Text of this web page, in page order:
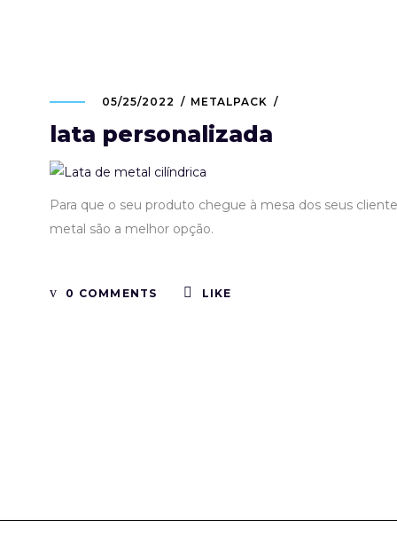
05/25/2022 METALPACK
lata personalizada
Para que o seu produto chegue à mesa dos seus
metal são a melhor opção.
0 COMMENTS LIKE